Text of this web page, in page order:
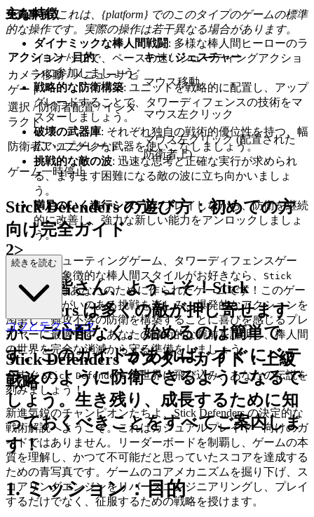
主な特徴
ダイナミックな棒人間戦闘: 多様な棒人間ヒーローのラ
インナップで、ペースの速いシューティングアクショ
ンに参加しましょう。
戦略的な防衛構築: ユニットを戦略的に配置し、アップ
グレードすることで、タワーディフェンスの技術をマ
スターしましょう。
破壊の武器庫: それぞれ独自の戦術的優位性を持つ、幅
広いユニークな武器を使いこなしましょう。
挑戦的な敵の波: 迅速な思考と正確な実行が求められ
る、ますます困難になる敵の波に立ち向かいましょ
う。
満足のいく進行システム: プレイしながら、防衛を継続
的に改善し、強力な新しい能力をアンロックしましょ
う。
戦略的なシューティングゲーム、タワーディフェンスゲー
ム、そして象徴的な棒人間スタイルがお好きなら、
Stick
Defenders
はあなたのために作られたゲームです！このゲー
ムは、やりがいのある挑戦を楽しみ、爆発的なアクションを
渇望し、難攻不落の防衛を構築することに喜びを感じるプレ
イヤーに最適です。あなたの戦術的な腕前を証明し、棒人間
の世界を完全な消滅から守る準備をしましょう。
今すぐStick Defendersの世界に飛び込み、あなたの伝説を
刻みましょう！
免責事項: これは、{platform} でのこのタイプのゲームの標準
的な操作です。実際の操作は若干異なる場合があります。
アクション / 目的
キー / ジェスチャー
カメラ移動 / メニューナビ
ゲート
マウス移動
選択 / 防衛者配置 / インタ
ラクト
マウス左クリック
防衛者アップグレード
マウス左クリック (配置された
防衛者上)
ゲーム一時停止
Stick Defenders の遊び方：初めての方
向け完全ガイド
2>
新兵の皆さん、ようこそ！Stick
Defenders は多くの敵が押し寄せます
が、ご心配なく。始めるのは簡単で
す。このガイドがあれば、すぐにベテ
ランのように防衛できるようになるで
しょう。生き残り、成長するために知
っておくべきことをすべてご案内しま
す！
1. ミッション：目的
続きを読む
コツとテクニック
Stick Defenders マスターガイド：上級
戦略
新進気鋭のチャンピオンたちよ、Stick Defenders の決定的な
戦術解説へようこそ。これはカジュアルプレイヤー向けのガ
イドではありません。リーダーボードを制覇し、ゲームの本
質を理解し、かつて不可能だと思っていたスコアを達成する
ための青写真です。ゲームのコアメカニズムを掘り下げ、ス
コアリングエンジンをリバースエンジニアリングし、プレイ
するだけでなく、征服するための戦略を授けます。